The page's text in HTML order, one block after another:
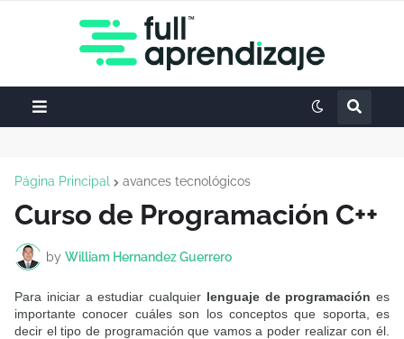
Página Principal avances tecnológicos
Curso de Programación C++
by William Hernandez Guerrero
Para iniciar a estudiar cualquier lenguaje de programación es
importante conocer cuáles son los conceptos que soporta, es
decir el tipo de programación que vamos a poder realizar con él.